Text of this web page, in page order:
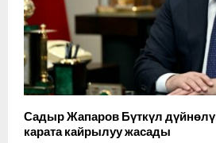
Садыр Жапаров Бүткүл
карата кайрылуу жасады